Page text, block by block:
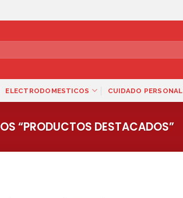
ELECTRODOMESTICOS CUIDADO PERSONAL
“PRODUCTOS DESTACADOS”